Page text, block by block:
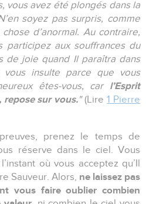
vous avez été plongés dans la
soyez pas surpris, comme
d’anormal. Au contraire,
participez aux souffrances du
de joie quand Il paraîtra dans
insulte parce que vous
êtes-vous, car l’Esprit
repose sur vous."(Lire1 Pierre
prenez le temps de
réserve dans le ciel. Vous
où vous acceptez qu’Il
Sauveur. Alors, ne laissez pas
vous faire oublier combien